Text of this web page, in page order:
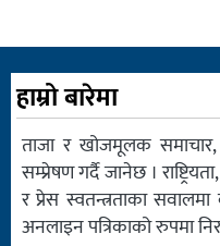
हाम्रो बारेमा
ताजा र खोजमूलक समाचार,
सम्प्रेषण गर्दै जानेछ ।
र प्रेस स्वतन्त्रताका
अनलाइन पत्रिकाको रुपमा